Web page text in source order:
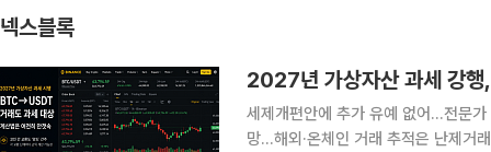
넥스블록
2027년 가상자산 과세 강행
세제개편안에 추가 유예 없어…전문
망…해외·온체인 거래 추적은 난제거